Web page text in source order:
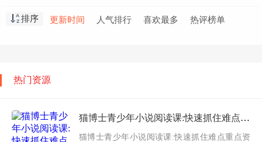
职业技能
(1871) 高中课程
(1636)
视频教学
排序 更新时间 人气排行 喜欢最多 热评榜单
热门资源
猫博士青少年小说阅读课:快速抓住难点重点
猫博士青少年小说阅读课:快速抓住难点重点资